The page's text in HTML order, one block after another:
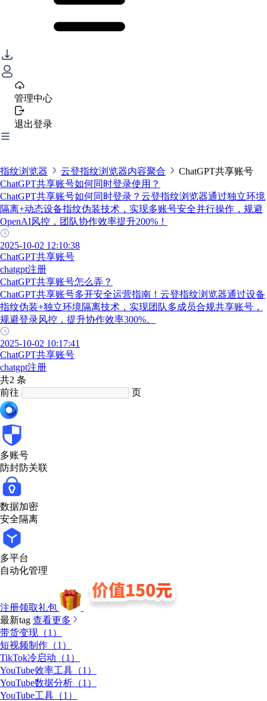
管理中心
退出登录
指纹浏览器 云登指纹浏览器内容聚合
ChatGPT共享账号
ChatGPT共享账号如何同时登录使用？
ChatGPT共享账号如何同时登录？云登指纹浏览器通过独立环境
隔离+动态设备指纹伪装技术，实现多账号安全并行操作，规避
OpenAI风控，团队协作效率提升200%！
2025-10-02 12:10:38
ChatGPT共享账号
chatgpt注册
ChatGPT共享账号怎么弄？
ChatGPT共享账号多开安全运营指南！云登指纹浏览器通过设备
指纹伪装+独立环境隔离技术，实现团队多成员合规共享账号，
规避登录风控，提升协作效率300%。
2025-10-02 10:17:41
ChatGPT共享账号
chatgpt注册
共2 条
前往
页
多账号
防封防关联
数据加密
安全隔离
多平台
自动化管理
注册领取礼包
最新tag 查看更多
带货变现（1）
短视频制作（1）
TikTok冷启动（1）
YouTube效率工具（1）
YouTube数据分析（1）
YouTube工具（1）